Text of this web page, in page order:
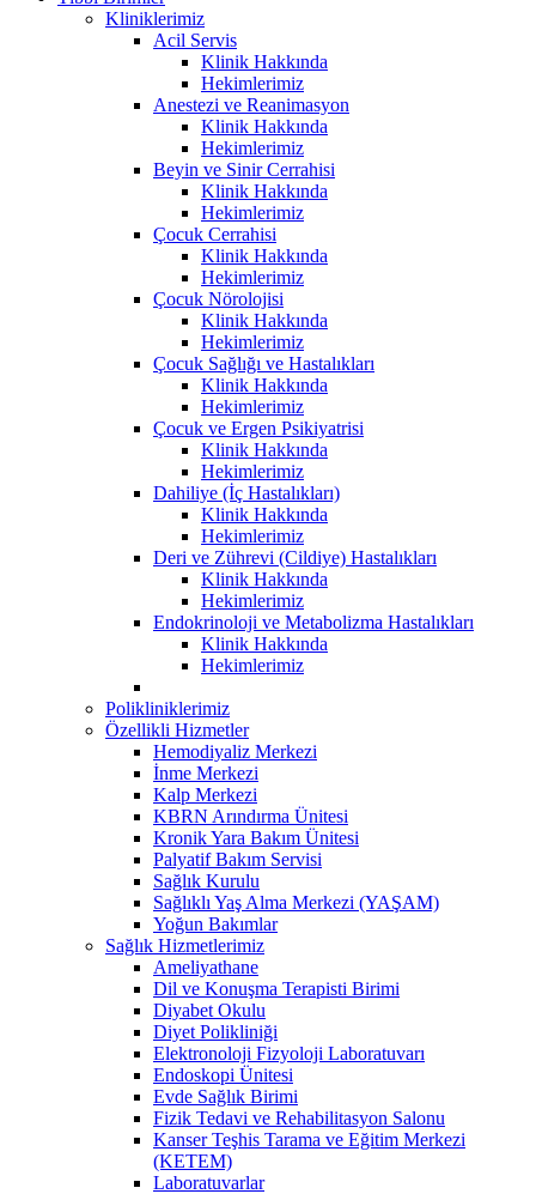
Kliniklerimiz
Acil Servis
Klinik Hakkında
Hekimlerimiz
Anestezi ve Reanimasyon
Klinik Hakkında
Hekimlerimiz
Beyin ve Sinir Cerrahisi
Klinik Hakkında
Hekimlerimiz
Çocuk Cerrahisi
Klinik Hakkında
Hekimlerimiz
Çocuk Nörolojisi
Klinik Hakkında
Hekimlerimiz
Çocuk Sağlığı ve Hastalıkları
Klinik Hakkında
Hekimlerimiz
Çocuk ve Ergen Psikiyatrisi
Klinik Hakkında
Hekimlerimiz
Dahiliye (İç Hastalıkları)
Klinik Hakkında
Hekimlerimiz
Deri ve Zührevi (Cildiye) Hastalıkları
Klinik Hakkında
Hekimlerimiz
Endokrinoloji ve Metabolizma Hastalıkları
Klinik Hakkında
Hekimlerimiz
Polikliniklerimiz
Özellikli Hizmetler
Hemodiyaliz Merkezi
İnme Merkezi
Kalp Merkezi
KBRN Arındırma Ünitesi
Kronik Yara Bakım Ünitesi
Palyatif Bakım Servisi
Sağlık Kurulu
Sağlıklı Yaş Alma Merkezi (YAŞAM)
Yoğun Bakımlar
Sağlık Hizmetlerimiz
Ameliyathane
Dil ve Konuşma Terapisti Birimi
Diyabet Okulu
Diyet Polikliniği
Elektronoloji Fizyoloji Laboratuvarı
Endoskopi Ünitesi
Evde Sağlık Birimi
Fizik Tedavi ve Rehabilitasyon Salonu
Kanser Teşhis Tarama ve Eğitim Merkezi
(KETEM)
Laboratuvarlar